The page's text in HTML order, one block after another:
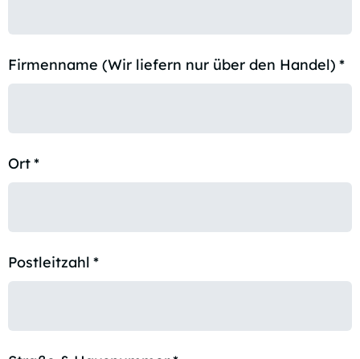
Firmenname (Wir liefern nur über den Handel) *
Ort*
Postleitzahl *